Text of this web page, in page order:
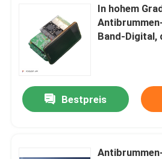
In hohem
Band-Digital,
Bestpreis